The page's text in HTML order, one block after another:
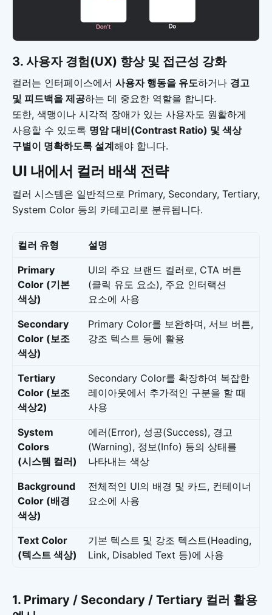
3. 사용자 경험(UX) 향상 및 접근성 강화
컬러는 인터페이스에서 사용자 행동을 유도하거나 경고
및 피드백을 제공하는 데 중요한 역할을 합니다.
또한, 색맹이나 시각적 장애가 있는 사용자도 원활하게
사용할 수 있도록 명암 대비(Contrast Ratio) 및 색상
구별이 명확하도록 설계해야 합니다.
UI 내에서 컬러 배색 전략
컬러 시스템은 일반적으로 Primary, Secondary, Tertiary,
System Color 등의 카테고리로 분류됩니다.
컬러 유형 설명
Primary
Color (기본
색상)
UI의 주요 브랜드 컬러로, CTA 버튼
(클릭 유도 요소), 주요 인터랙션
요소에 사용
Secondary
Color (보조
색상)
Primary Color를 보완하며, 서브 버튼,
강조 텍스트 등에 활용
Tertiary
Color (보조
색상2)
Secondary Color를 확장하여 복잡한
레이아웃에서 추가적인 구분을 할 때
사용
System
Colors
(시스템 컬러)
에러(Error), 성공(Success), 경고
(Warning), 정보(Info) 등의 상태를
나타내는 색상
Background
Color (배경
색상)
전체적인 UI의 배경 및 카드, 컨테이너
요소에 사용
Text Color
(텍스트 색상)
기본 텍스트 및 강조 텍스트(Heading,
Link, Disabled Text 등)에 사용
1. Primary / Secondary / Tertiary 컬러 활용